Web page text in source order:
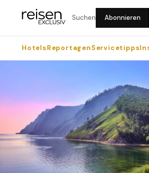
Suchen Abonnieren
HotelsReportagenServicetipps